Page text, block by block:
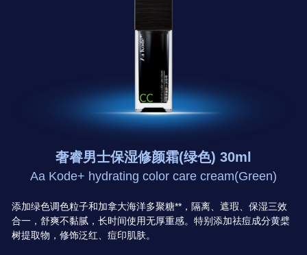
奢睿男士保湿修颜霜(绿色) 30ml
Aa Kode+ hydrating color care cream(Green)
添加绿色调色粒子和加拿大海洋多聚糖**，隔离、遮瑕、保湿三效
合一，舒爽不黏腻，长时间使用无厚重感。特别添加祛痘成分黄檗
树提取物，修饰泛红、痘印肌肤。